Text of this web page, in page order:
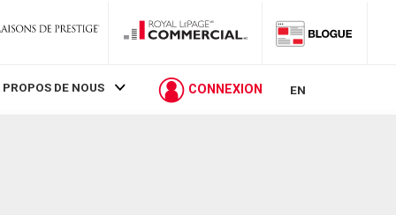
PROPOS DE NOUS CONNEXION EN